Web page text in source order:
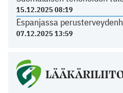
15.12.2025 08:19
Espanjassa
07.12.2025 13:59